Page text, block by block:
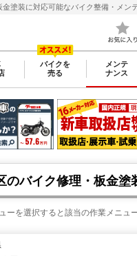
バイクを
売る
メンテ
ナンス
のバイク修理・板金塗
ーを選択すると該当の作業メニュ